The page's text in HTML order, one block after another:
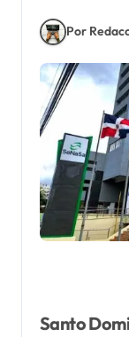
Por
Santo